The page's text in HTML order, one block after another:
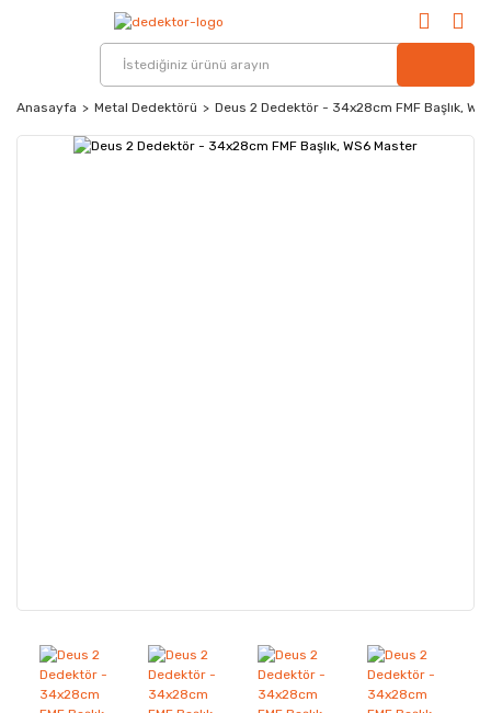
Anasayfa Metal Dedektörü Deus 2 Dedektör - 34x28cm FMF Başlık,